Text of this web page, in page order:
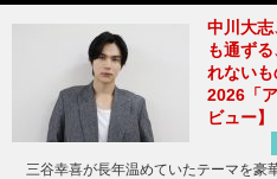
中川大
も通ず
れない
2026「
ビュー】
三谷幸喜が長年温めていたテーマを豪